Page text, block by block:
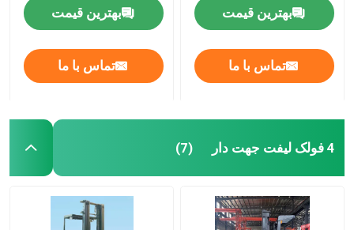
بهترین قیمت
تماس با ما
بهترین قیمت
تماس با ما
4 فولک لیفت جهت دار (7)